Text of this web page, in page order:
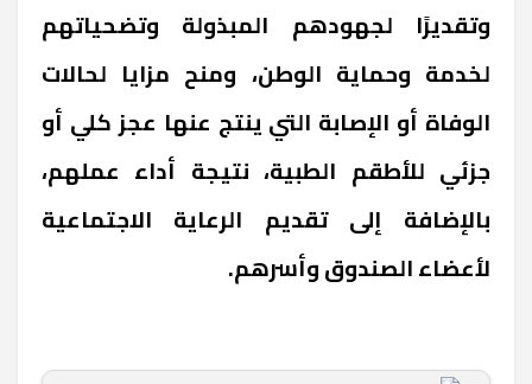
وتقديرًا لجهودهم المبذولة وتضحياتهم
لخدمة وحماية الوطن، ومنح مزايا لحالات
الوفاة أو الإصابة التي ينتج عنها عجز كلي أو
جزئي للأطقم الطبية، نتيجة أداء عملهم،
بالإضافة إلى تقديم الرعاية الاجتماعية
لأعضاء الصندوق وأسرهم.